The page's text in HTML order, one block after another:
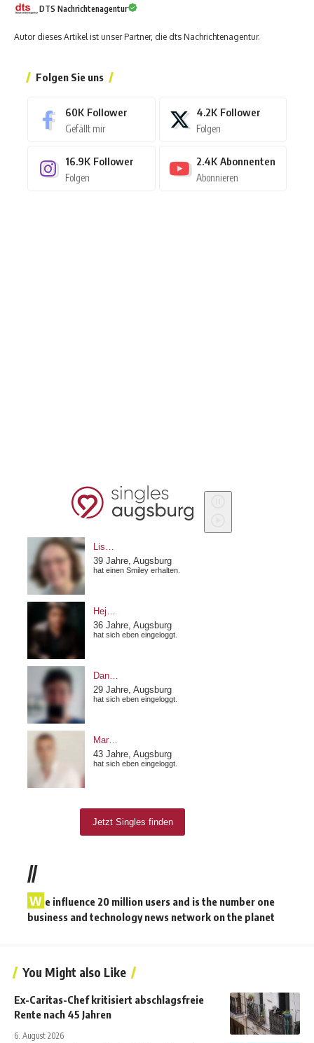
DTS Nachrichtenagentur
Autor dieses Artikel ist unser Partner, die dts Nachrichtenagentur.
Folgen Sie uns
60K Follower
Gefällt mir
4.2K Follower
Folgen
16.9K Follower
Folgen
2.4K Abonnenten
Abonnieren
//
W e influence 20 million users and is the number one
business and technology news network on the planet
You Might also Like
Ex-Caritas-Chef kritisiert abschlagsfreie
Rente nach 45 Jahren
6. August 2026